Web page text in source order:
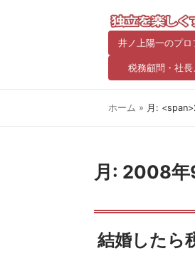
井ノ上陽一のプロ
税務顧問・社長
ホーム » 月:
月: 2008年
結婚したら